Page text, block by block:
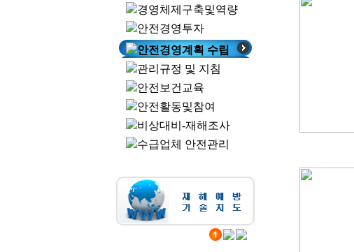
경영체제구축및역량
안전경영투자
안전경영계획 수립
관리규정 및 지침
안전보건교육
안전활동및참여
비상대비-재해조사
수급업체 안전관리